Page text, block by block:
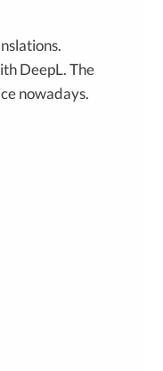
DeepL. The
nowadays.